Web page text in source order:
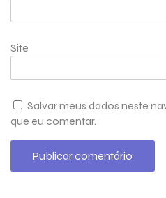
Site
Salvar meus dados neste
que eu comentar.